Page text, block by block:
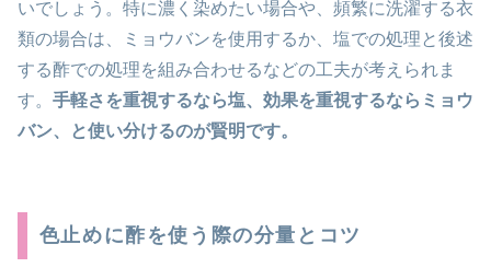
いでしょう。特に濃く染めたい場合や、頻繁に洗濯する衣
類の場合は、ミョウバンを使用するか、塩での処理と後述
する酢での処理を組み合わせるなどの工夫が考えられま
す。 手軽さを重視するなら塩、効果を重視するならミョウ
バン、と使い分けるのが賢明です。
色止めに酢を使う際の分量とコツ